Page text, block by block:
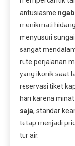
antusiasme
menikmati
menyusuri
sangat
rute perjalanan
yang ikonik saat
reservasi tiket
hari karena
saja, standar
tetap menjadi
tur air.